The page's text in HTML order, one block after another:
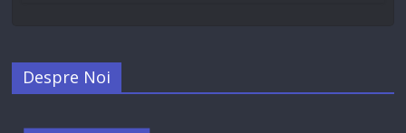
Despre Noi